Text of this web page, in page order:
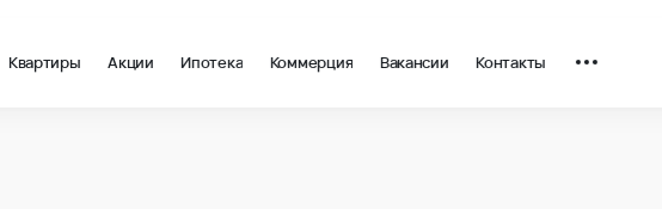
Квартиры Акции Ипотека Коммерция Вакансии Контакты